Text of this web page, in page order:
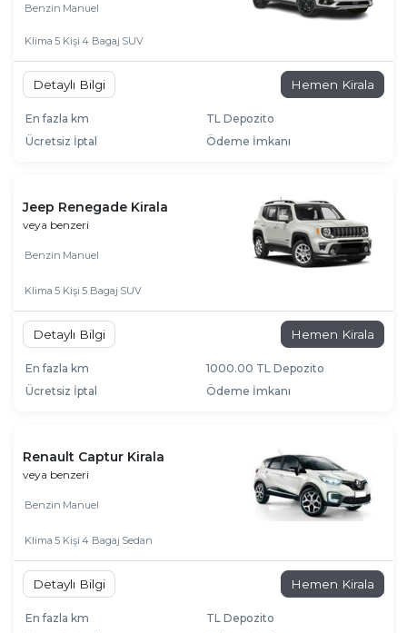
Benzin Manuel
Klima 5 Kişi 4 Bagaj SUV
Detaylı Bilgi Hemen Kirala
En fazla km
TL Depozito
Ücretsiz İptal
Ödeme İmkanı
Jeep Renegade Kirala
veya benzeri
Benzin Manuel
Klima 5 Kişi 5 Bagaj SUV
Detaylı Bilgi Hemen Kirala
En fazla km
1000.00 TL Depozito
Ücretsiz İptal
Ödeme İmkanı
Renault Captur Kirala
veya benzeri
Benzin Manuel
Klima 5 Kişi 4 Bagaj Sedan
Detaylı Bilgi Hemen Kirala
En fazla km
TL Depozito